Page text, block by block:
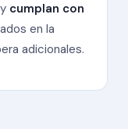
cumplan con
en la
adicionales.